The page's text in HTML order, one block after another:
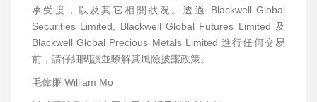
承受度，以及其它相關狀況。透過 Blackwell Global
Securities Limited, Blackwell Global Futures Limited 及
Blackwell Global Precious Metals Limited 進行任何交易
前，請仔細閱讀並瞭解其風險披露政策。
毛偉廉 William Mo